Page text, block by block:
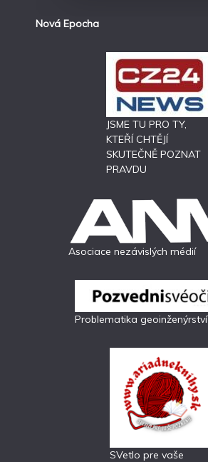
Nová Epocha
JSME TU PRO TY,
KTEŘÍ CHTĚJÍ
SKUTEČNĚ POZNAT
PRAVDU
Asociace nezávislých médií
Problematika geoinženýrství
SVetlo pre vaše